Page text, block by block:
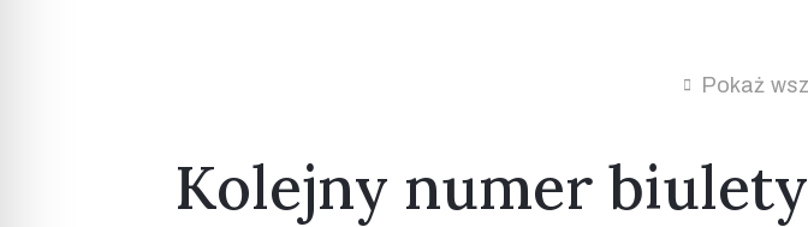
Pokaż
Kolejny numer